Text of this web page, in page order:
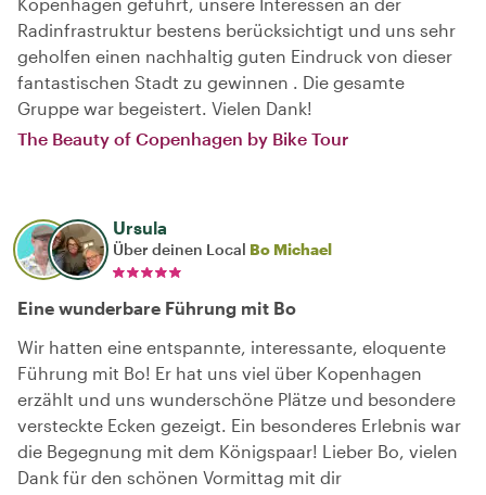
Radinfrastruktur bestens berücksichtigt und uns sehr
geholfen einen nachhaltig guten Eindruck von dieser
fantastischen Stadt zu gewinnen . Die gesamte
Gruppe war begeistert. Vielen Dank!
The Beauty of Copenhagen by Bike Tour
Ursula
Über deinen Local Bo Michael
Eine wunderbare Führung mit Bo
Wir hatten eine entspannte, interessante, eloquente
Führung mit Bo! Er hat uns viel über Kopenhagen
erzählt und uns wunderschöne Plätze und besondere
versteckte Ecken gezeigt. Ein besonderes Erlebnis war
die Begegnung mit dem Königspaar! Lieber Bo, vielen
Dank für den schönen Vormittag mit dir